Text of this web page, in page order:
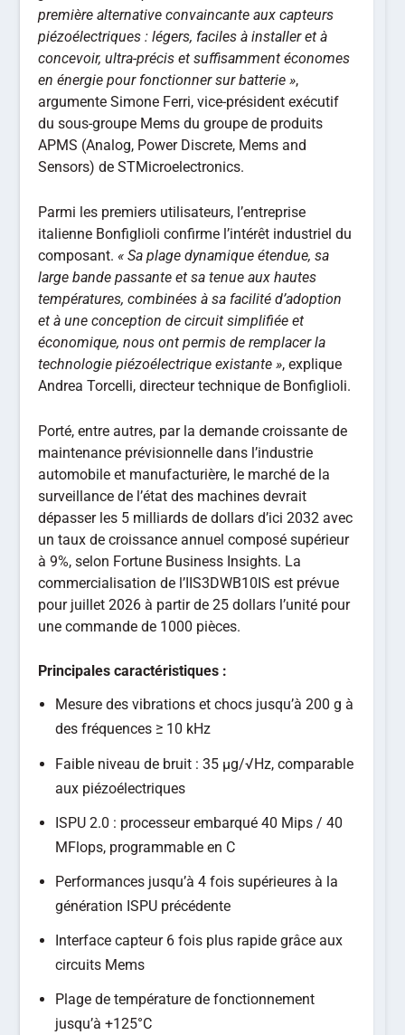
première alternative convaincante aux capteurs
piézoélectriques : légers, faciles à installer et à
concevoir, ultra-précis et suffisamment économes
en énergie pour fonctionner sur batterie »,
argumente Simone Ferri, vice-président exécutif
du sous-groupe Mems du groupe de produits
APMS (Analog, Power Discrete, Mems and
Sensors) de STMicroelectronics.
Parmi les premiers utilisateurs, l’entreprise
italienne Bonfiglioli confirme l’intérêt industriel du
composant.« Sa plage dynamique étendue, sa
large bande passante et sa tenue aux hautes
températures, combinées à sa facilité d’adoption
et à une conception de circuit simplifiée et
économique, nous ont permis de remplacer la
technologie piézoélectrique existante », explique
Andrea Torcelli, directeur technique de Bonfiglioli.
Porté, entre autres, par la demande croissante de
maintenance prévisionnelle dans l’industrie
automobile et manufacturière, le marché de la
surveillance de l’état des machines devrait
dépasser les 5 milliards de dollars d’ici 2032 avec
un taux de croissance annuel composé supérieur
à 9%, selon Fortune Business Insights. La
commercialisation de l’IIS3DWB10IS est prévue
pour juillet 2026 à partir de 25 dollars l’unité pour
une commande de 1000 pièces.
Principales caractéristiques :
Mesure des vibrations et chocs jusqu’à 200 g à
des fréquences ≥ 10 kHz
Faible niveau de bruit : 35 µg/√Hz, comparable
aux piézoélectriques
ISPU 2.0 : processeur embarqué 40 Mips / 40
MFlops, programmable en C
Performances jusqu’à 4 fois supérieures à la
génération ISPU précédente
Interface capteur 6 fois plus rapide grâce aux
circuits Mems
Plage de température de fonctionnement
jusqu’à +125°C